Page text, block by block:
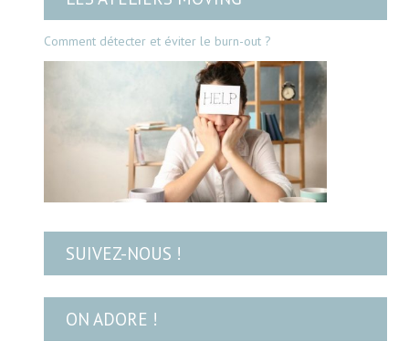
Comment détecter et éviter le burn-out ?
SUIVEZ-NOUS !
ON ADORE !